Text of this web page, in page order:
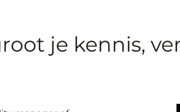
je kennis,